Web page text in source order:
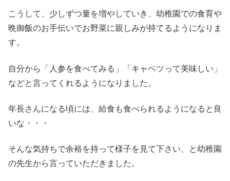
こうして、少しずつ量を増やしていき、幼稚園での食育や
晩御飯のお手伝いでお野菜に親しみが持てるようになりま
す。
自分から「人参を食べてみる」「キャベツって美味しい」
などと言ってくれるようになりました。
年長さんになる頃には、給食も食べられるようになると良
いな・・・
そんな気持ちで余裕を持って様子を見て下さい、と幼稚園
の先生から言っていただきました。